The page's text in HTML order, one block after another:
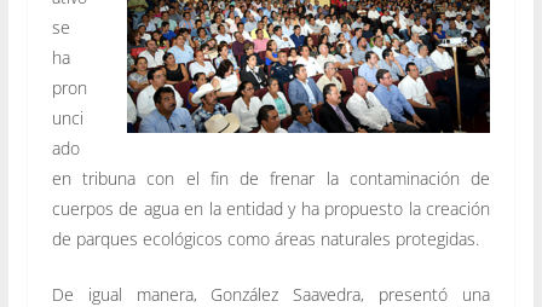
se
ha
pron
unci
ado
en tribuna con el fin de frenar la contaminación de
cuerpos de agua en la entidad y ha propuesto la creación
de parques ecológicos como áreas naturales protegidas.
De igual manera, González Saavedra, presentó una